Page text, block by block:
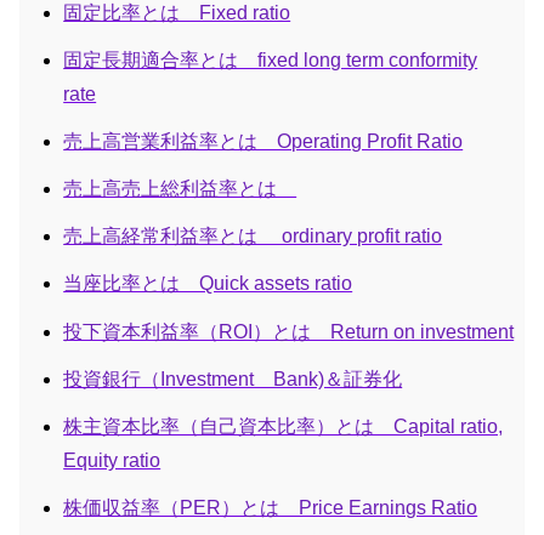
固定比率とは Fixed ratio
固定長期適合率とは fixed long term conformity
rate
売上高営業利益率とは Operating Profit Ratio
売上高売上総利益率とは
売上高経常利益率とは ordinary profit ratio
当座比率とは Quick assets ratio
投下資本利益率（ROI）とは Return on investment
投資銀行（Investment Bank)＆証券化
株主資本比率（自己資本比率）とは Capital ratio,
Equity ratio
株価収益率（PER）とは Price Earnings Ratio